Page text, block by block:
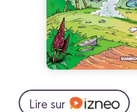
Lire sur